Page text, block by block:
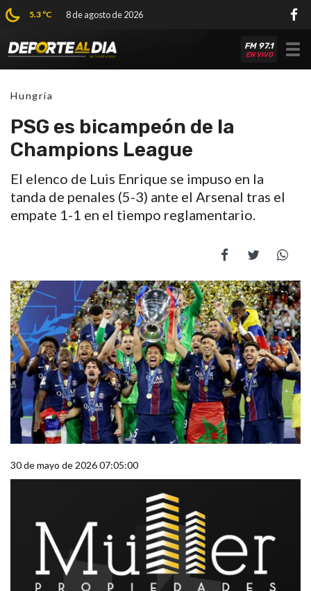
5.3 ºC 8 de agosto de 2026
FM 97.1
EN VIVO
Hungría
PSG es bicampeón de la
Champions League
El elenco de Luis Enrique se impuso en la
tanda de penales (5-3) ante el Arsenal tras el
empate 1-1 en el tiempo reglamentario.
30 de mayo de 2026 07:05:00